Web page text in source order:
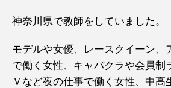
神奈川県で教師をしていました。
モデルや女優、レースクイーン、
で働く女性、キャバクラや会員制
Ｖなど夜の仕事で働く女性、中高